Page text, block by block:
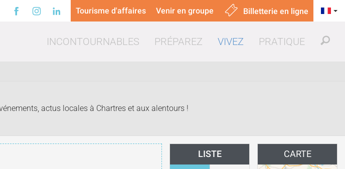
Tourisme d'affaires Venir en groupe Billetterie en ligne
INCONTOURNABLES PRÉPAREZ VIVEZ
Trinquer & manger
PRATIQUE
actus locales à Chartres et aux alentours !
LISTE CARTE